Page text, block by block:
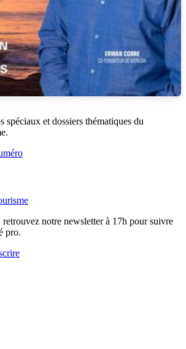
spéciaux et dossiers thématiques du
notre newsletter à 17h pour suivre
pro.